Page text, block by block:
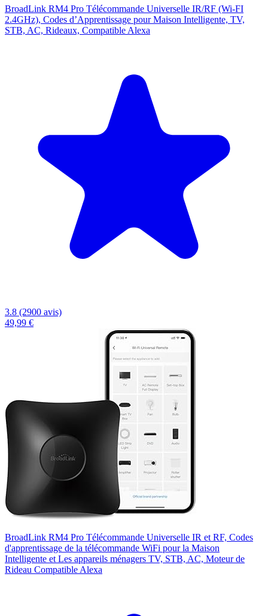
BroadLink RM4 Pro Télécommande Universelle IR/RF (Wi-FI
2.4GHz), Codes d’Apprentissage pour Maison Intelligente, TV,
STB, AC, Rideaux, Compatible Alexa
3.8 (2900 avis)
49,99 €
BroadLink RM4 Pro Télécommande Universelle IR et RF, Codes
d'apprentissage de la télécommande WiFi pour la Maison
Intelligente et Les appareils ménagers TV, STB, AC, Moteur de
Rideau Compatible Alexa